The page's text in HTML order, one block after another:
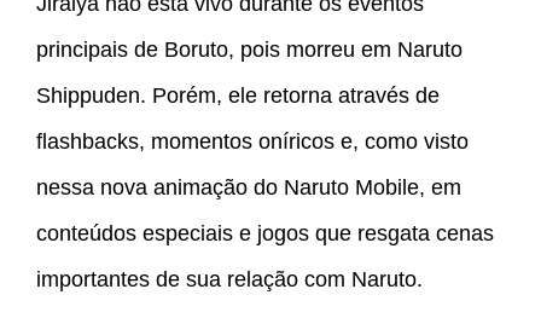
principais de Boruto, pois morreu em Naruto
Shippuden. Porém, ele retorna através de
flashbacks, momentos oníricos e, como visto
nessa nova animação do Naruto Mobile, em
conteúdos especiais e jogos que resgata cenas
importantes de sua relação com Naruto.